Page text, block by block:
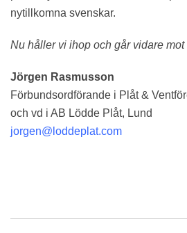
nytillkomna svenskar.
Nu håller vi ihop och går vidare
Jörgen Rasmusson
Förbundsordförande i Plåt &
och vd i AB Lödde Plåt, Lund
jorgen@loddeplat.com